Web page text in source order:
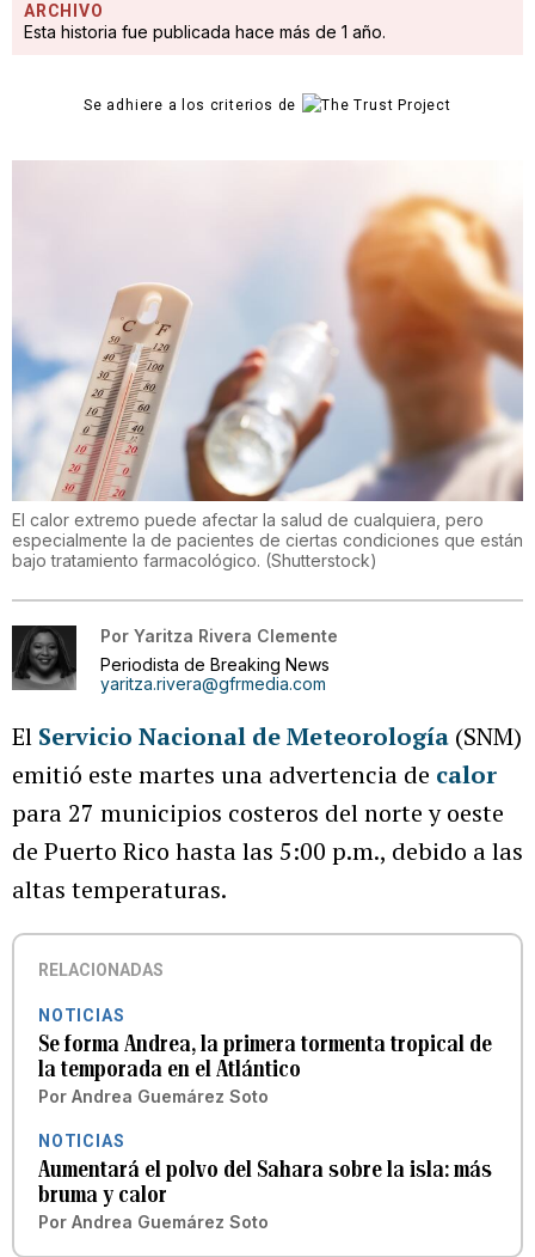
ARCHIVO
Esta historia fue publicada hace más de 1 año.
Se adhiere a los criterios de
El calor extremo puede afectar la salud de cualquiera, pero
especialmente la de pacientes de ciertas condiciones que están
bajo tratamiento farmacológico. (Shutterstock)
Por Yaritza Rivera Clemente
Periodista de Breaking News
yaritza.rivera@gfrmedia.com
El Servicio Nacional de Meteorología (SNM)
emitió este martes una advertencia de calor
para 27 municipios costeros del norte y oeste
de Puerto Rico hasta las 5:00 p.m., debido a las
altas temperaturas.
RELACIONADAS
NOTICIAS
Se forma Andrea, la primera tormenta tropical de
la temporada en el Atlántico
Por Andrea Guemárez Soto
NOTICIAS
Aumentará el polvo del Sahara sobre la isla: más
bruma y calor
Por Andrea Guemárez Soto